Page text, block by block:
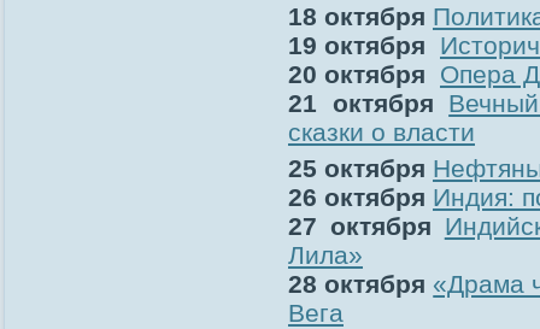
18 октября
19 октября
20 октября Опера
21 октября
сказки о власти
25 октября
26 октября Индия:
27 октября
Лила»
28 октября «Драма
Вега